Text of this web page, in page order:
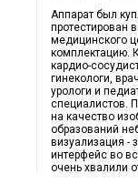
Аппарат был
протестирован
медицинского
комплектацию.
кардио-
гинекологи,
урологи и
специалистов.
на качество
образований
визуализация -
интерфейс во
очень хвалили